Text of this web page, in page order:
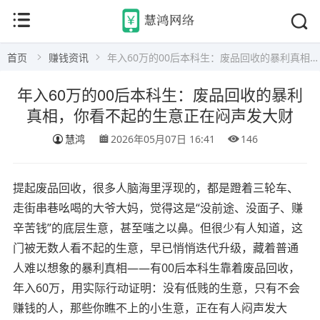
首页 赚钱资讯 年入60万的00后本科生：废品回收的暴利真相，你看不起的生意正在闷声发大财
年入60万的00后本科生：废品回收的暴利
真相，你看不起的生意正在闷声发大财
慧鸿 2026年05月07日 16:41 146
提起废品回收，很多人脑海里浮现的，都是蹬着三轮车、
走街串巷吆喝的大爷大妈，觉得这是“没前途、没面子、赚
辛苦钱”的底层生意，甚至嗤之以鼻。但很少有人知道，这
门被无数人看不起的生意，早已悄悄迭代升级，藏着普通
人难以想象的暴利真相——有00后本科生靠着废品回收，
年入60万，用实际行动证明：没有低贱的生意，只有不会
赚钱的人，那些你瞧不上的小生意，正在有人闷声发大